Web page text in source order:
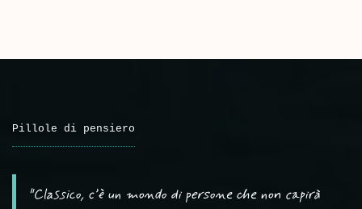
Pillole di pensiero
"Classico, c’è un mondo di persone che non capirà